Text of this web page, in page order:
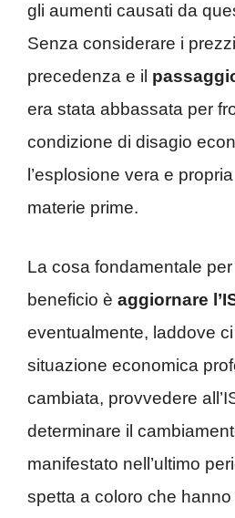
gli aumenti causati da
Senza considerare i
precedenza e il
era stata abbassata per
condizione di disagio
l’esplosione vera e
materie prime.
La cosa fondamentale per
beneficio è aggiornare
eventualmente, laddove
situazione economica
cambiata, provvedere
determinare il
manifestato nell’ultimo
spetta a coloro che hanno